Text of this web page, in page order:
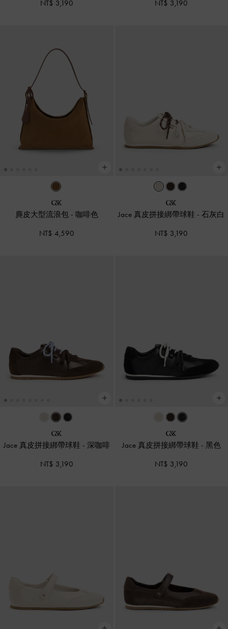
NT$ 3,190 NT$ 3,190
麂皮大型流浪包 - 咖啡色
NT$ 4,590
Jace 真皮拼接綁帶球鞋 -石灰白
NT$ 3,190
Jace 真皮拼接綁帶球鞋 - 深咖啡
NT$ 3,190
Jace 真皮拼接綁帶球鞋 - 黑色
NT$ 3,190